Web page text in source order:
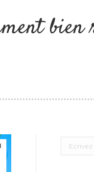
Search: